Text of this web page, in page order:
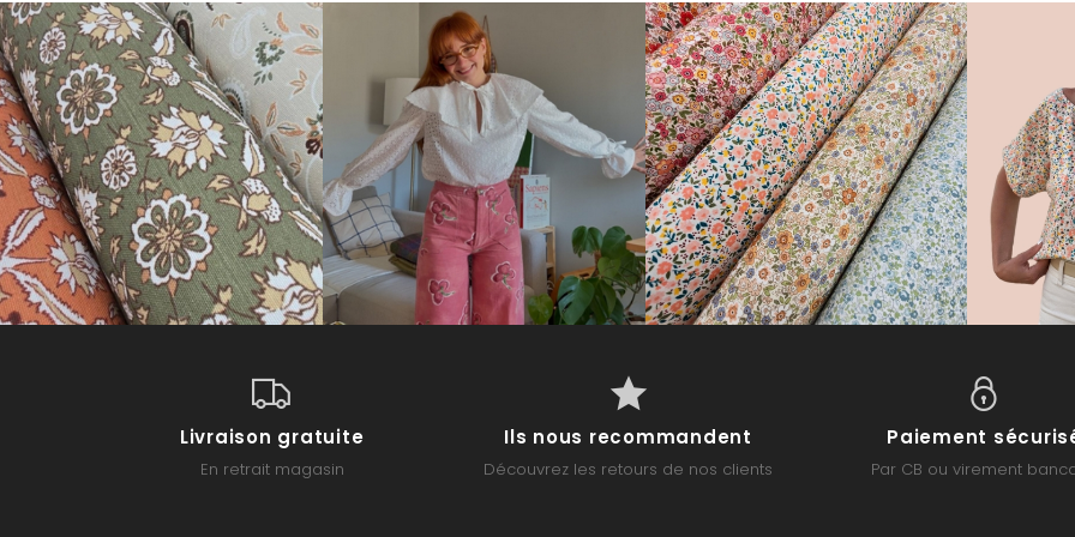
Livraison gratuite
En retrait magasin
Ils nous recommandent
Découvrez les retours de nos clients
Paiement
Par CB ou virement